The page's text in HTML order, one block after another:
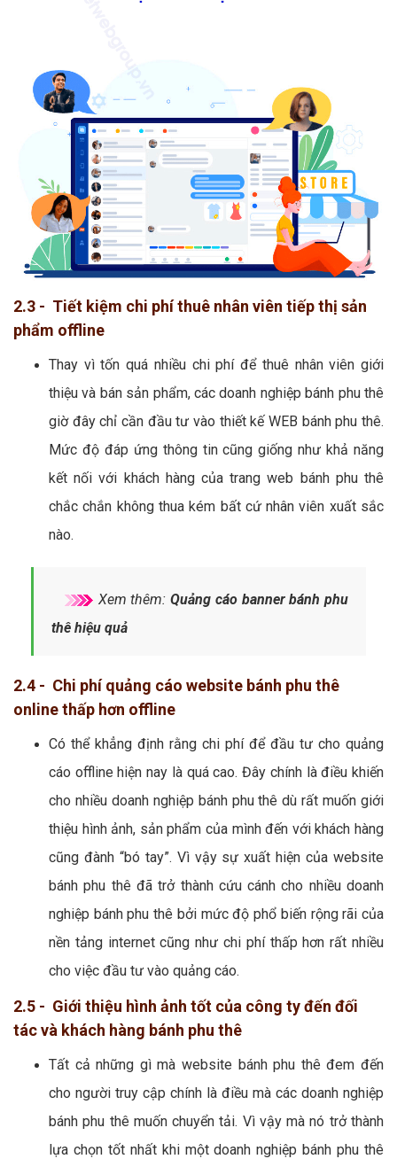
2.3 - Tiết kiệm chi phí thuê nhân viên tiếp thị sản
phẩm offline
Thay vì tốn quá nhiều chi phí để thuê nhân viên giới
thiệu và bán sản phẩm, các doanh nghiệp bánh phu thê
giờ đây chỉ cần đầu tư vào thiết kế WEB bánh phu thê.
Mức độ đáp ứng thông tin cũng giống như khả năng
kết nối với khách hàng của trang web bánh phu thê
chắc chắn không thua kém bất cứ nhân viên xuất sắc
nào.
Xem thêm:Quảng cáo banner bánh phu
thê hiệu quả
2.4 - Chi phí quảng cáo website bánh phu thê
online thấp hơn offline
Có thể khẳng định rằng chi phí để đầu tư cho quảng
cáo offline hiện nay là quá cao. Đây chính là điều khiến
cho nhiều doanh nghiệp bánh phu thê dù rất muốn giới
thiệu hình ảnh, sản phẩm của mình đến với khách hàng
cũng đành “bó tay”. Vì vậy sự xuất hiện của website
bánh phu thê đã trở thành cứu cánh cho nhiều doanh
nghiệp bánh phu thê bởi mức độ phổ biến rộng rãi của
nền tảng internet cũng như chi phí thấp hơn rất nhiều
cho việc đầu tư vào quảng cáo.
2.5 - Giới thiệu hình ảnh tốt của công ty đến đối
tác và khách hàng bánh phu thê
Tất cả những gì mà website bánh phu thê đem đến
cho người truy cập chính là điều mà các doanh nghiệp
bánh phu thê muốn chuyển tải. Vì vậy mà nó trở thành
lựa chọn tốt nhất khi một doanh nghiệp bánh phu thê